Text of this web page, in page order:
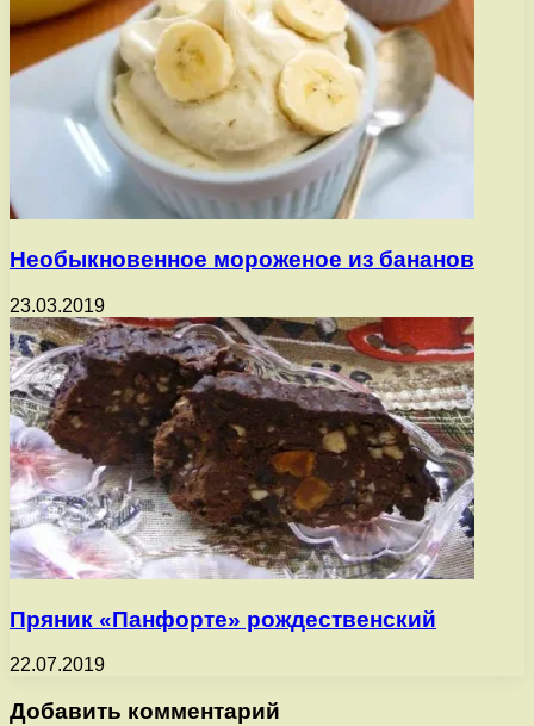
Необыкновенное мороженое из бананов
23.03.2019
Пряник «Панфорте» рождественский
22.07.2019
Добавить комментарий